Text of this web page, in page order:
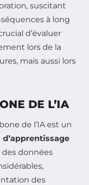
suscitant
à long
d’évaluer
lors de la
mais aussi lors
DE L’IA
de l’IA est un
données
des